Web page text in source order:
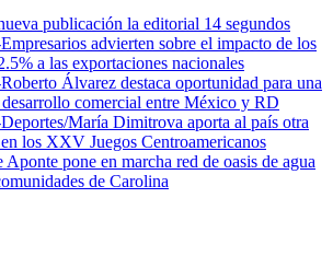
publicación la editorial 14 segundos
advierten sobre el impacto de los
a las exportaciones nacionales
Álvarez destaca oportunidad para una
desarrollo comercial entre México y RD
María Dimitrova aporta al país otra
los XXV Juegos Centroamericanos
pone en marcha red de oasis de agua
de Carolina